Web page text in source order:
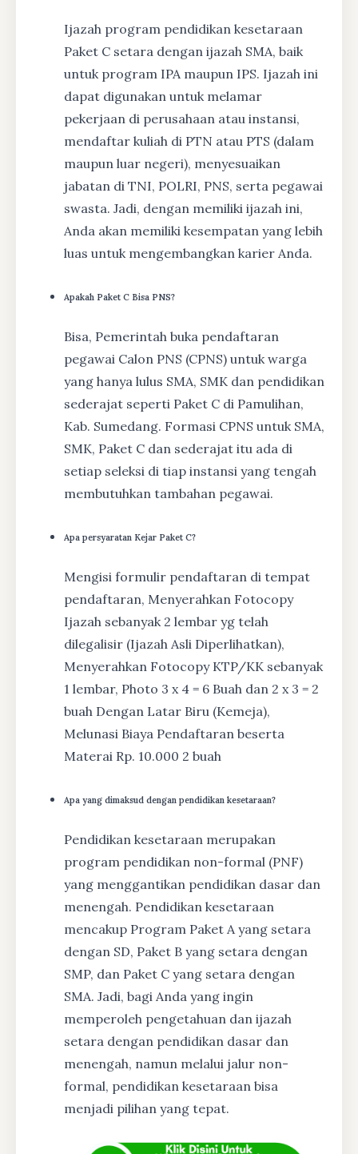
Ijazah program pendidikan kesetaraan
Paket C setara dengan ijazah SMA, baik
untuk program IPA maupun IPS. Ijazah ini
dapat digunakan untuk melamar
pekerjaan di perusahaan atau instansi,
mendaftar kuliah di PTN atau PTS (dalam
maupun luar negeri), menyesuaikan
jabatan di TNI, POLRI, PNS, serta pegawai
swasta. Jadi, dengan memiliki ijazah ini,
Anda akan memiliki kesempatan yang lebih
luas untuk mengembangkan karier Anda.
Apakah Paket C Bisa PNS?
Bisa, Pemerintah buka pendaftaran
pegawai Calon PNS (CPNS) untuk warga
yang hanya lulus SMA, SMK dan pendidikan
sederajat seperti Paket C di Pamulihan,
Kab. Sumedang. Formasi CPNS untuk SMA,
SMK, Paket C dan sederajat itu ada di
setiap seleksi di tiap instansi yang tengah
membutuhkan tambahan pegawai.
Apa persyaratan Kejar Paket C?
Mengisi formulir pendaftaran di tempat
pendaftaran, Menyerahkan Fotocopy
Ijazah sebanyak 2 lembar yg telah
dilegalisir (Ijazah Asli Diperlihatkan),
Menyerahkan Fotocopy KTP/KK sebanyak
1 lembar, Photo 3 x 4 = 6 Buah dan 2 x 3 = 2
buah Dengan Latar Biru (Kemeja),
Melunasi Biaya Pendaftaran beserta
Materai Rp. 10.000 2 buah
Apa yang dimaksud dengan pendidikan kesetaraan?
Pendidikan kesetaraan merupakan
program pendidikan non-formal (PNF)
yang menggantikan pendidikan dasar dan
menengah. Pendidikan kesetaraan
mencakup Program Paket A yang setara
dengan SD, Paket B yang setara dengan
SMP, dan Paket C yang setara dengan
SMA. Jadi, bagi Anda yang ingin
memperoleh pengetahuan dan ijazah
setara dengan pendidikan dasar dan
menengah, namun melalui jalur non-
formal, pendidikan kesetaraan bisa
menjadi pilihan yang tepat.